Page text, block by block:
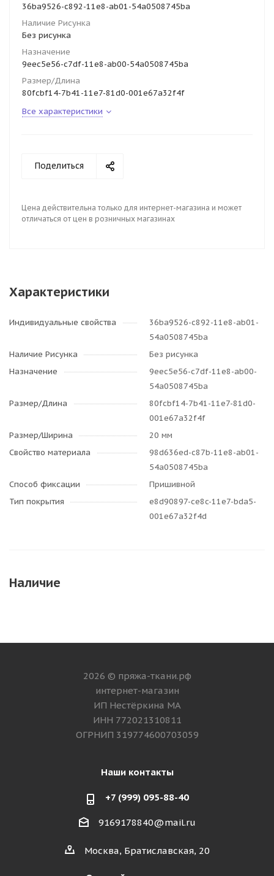
36ba9526-c892-11e8-ab01-54a0508745ba
Наличие Рисунка
Без рисунка
Назначение
9eec5e56-c7df-11e8-ab00-54a0508745ba
Размер/Длина
80fcbf14-7b41-11e7-81d0-001e67a32f4f
Все характеристики
Поделиться
Цена действительна только для интернет-магазина и может
отличаться от цен в розничных магазинах
Характеристики
Индивидуальные свойства
36ba9526-c892-11e8-ab01-
54a0508745ba
Наличие Рисунка
Без рисунка
Назначение
9eec5e56-c7df-11e8-ab00-
54a0508745ba
Размер/Длина
80fcbf14-7b41-11e7-81d0-
001e67a32f4f
Размер/Ширина
20 мм
Свойство материала
98d636ed-c87b-11e8-ab01-
54a0508745ba
Способ фиксации
Пришивной
Тип покрытия
e8d90897-ce8c-11e7-bda5-
001e67a32f4d
Наличие
2026 © пряжа-ткани.рф
интернет-магазин
ИП Нестёркина МА
ИНН 772021310811
ОГРНИП 319774600703059
Наши контакты
+7 (999) 095-88-40
9169178840@mail.ru
Москва, Братиславская, 20